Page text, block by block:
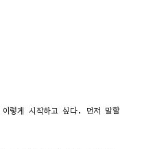
렇게 시작하고 싶다. 먼저 말할